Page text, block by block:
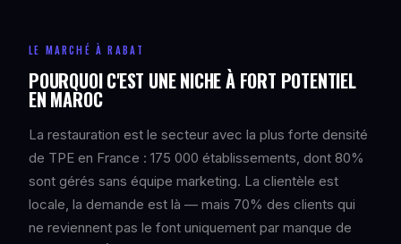
LE MARCHÉ À RABAT
POURQUOI C'EST UNE NICHE À FORT POTENTIEL
EN MAROC
La restauration est le secteur avec la plus forte densité
de TPE en France : 175 000 établissements, dont 80%
sont gérés sans équipe marketing. La clientèle est
locale, la demande est là — mais 70% des clients qui
ne reviennent pas le font uniquement par manque de